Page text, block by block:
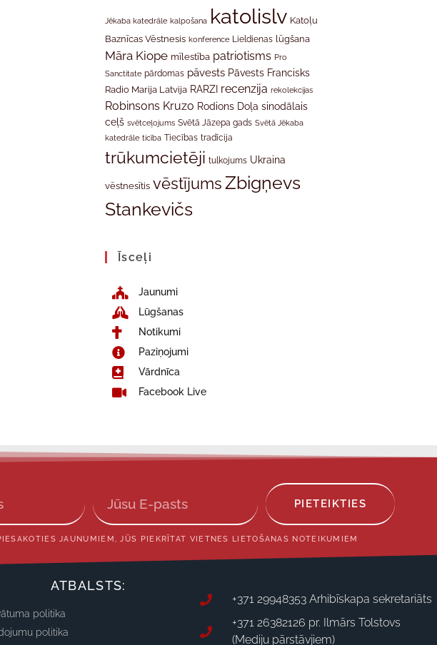
Jēkaba katedrāle kalpošana katolislv Katoļu
Baznīcas Vēstnesis konference Lieldienas lūgšana
Māra Kiope mīlestība patriotisms Pro
Sanctitate pārdomas pāvests Pāvests Francisks
Radio Marija Latvija RARZI recenzija rekolekcijas
Robinsons Kruzo Rodions Doļa sinodālais
ceļš svētceļojums Svētā Jāzepa gads Svētā Jēkaba
katedrāle ticība Tiecības tradīcija
trūkumcietēji tulkojums Ukraina
vēstnesītis vēstījumsZbigņevs
Stankevičs
Īsceļi
Jaunumi
Lūgšanas
Notikumi
Paziņojumi
Vārdnīca
Facebook Live
PIETEIKTIES
JAUNUMIEM, JŪS PIEKRĪTAT VIETNES LIETOŠANAS NOTEIKUMIEM
ATBALSTS:
politika
politika
+371 29948353 Arhibīskapa sekretariāts
+371 26382126 pr. Ilmārs Tolstovs
(Mediju pārstāvjiem)